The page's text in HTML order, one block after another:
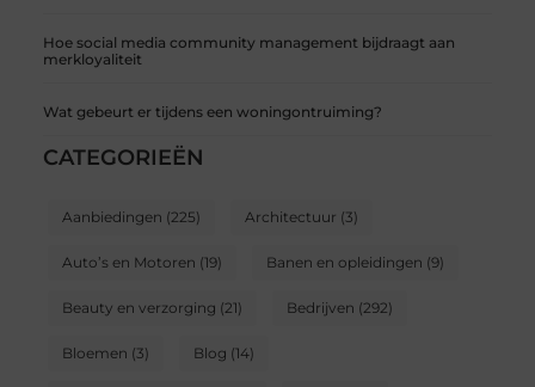
Hoe social media community management bijdraagt aan
merkloyaliteit
Wat gebeurt er tijdens een woningontruiming?
CATEGORIEËN
Aanbiedingen (225) Architectuur (3)
Auto’s en Motoren (19) Banen en opleidingen (9)
Beauty en verzorging (21) Bedrijven (292)
Bloemen (3) Blog (14)